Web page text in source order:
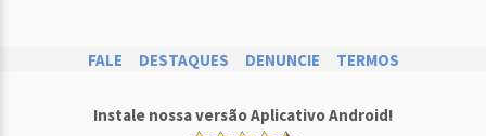
FALE DESTAQUES DENUNCIE TERMOS
Instale nossa versão Aplicativo Android!